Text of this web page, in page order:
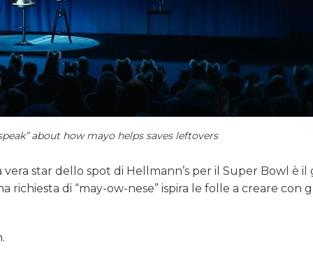
about how mayo helps saves leftovers
star dello spot di Hellmann’s per il Super Bowl è il
richiesta di “may-ow-nese” ispira le folle a creare con